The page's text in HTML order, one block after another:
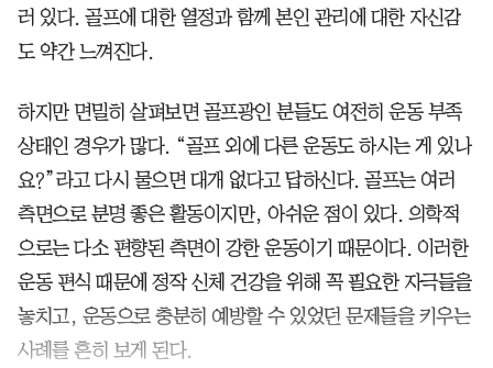
러 있다. 골프에 대한 열정과 함께 본인 관리에 대한 자신감
도 약간 느껴진다.
하지만 면밀히 살펴보면 골프광인 분들도 여전히 운동 부족
상태인 경우가 많다. “골프 외에 다른 운동도 하시는 게 있나
요?”라고 다시 물으면 대개 없다고 답하신다. 골프는 여러
측면으로 분명 좋은 활동이지만, 아쉬운 점이 있다. 의학적
으로는 다소 편향된 측면이 강한 운동이기 때문이다. 이러한
운동 편식 때문에 정작 신체 건강을 위해 꼭 필요한 자극들을
놓치고, 운동으로 충분히 예방할 수 있었던 문제들을 키우는
사례를 흔히 보게 된다.